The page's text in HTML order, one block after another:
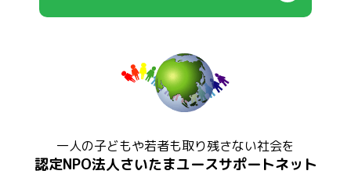
一人の子どもや若者も取り残さない社会を
認定NPO法人さいたまユースサポートネット